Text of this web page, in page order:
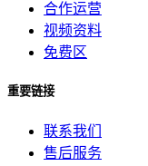
合作运营
视频资料
免费区
重要链接
联系我们
售后服务